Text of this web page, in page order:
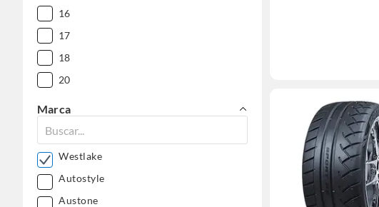
16
17
18
20
Marca
Westlake
Autostyle
Austone